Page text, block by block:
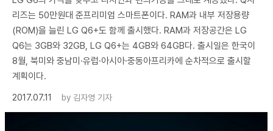
리즈는 50만원대 준프리미엄 스마트폰이다. RAM과 내부 저장용량
(ROM)을 늘린 LG Q6+도 함께 출시했다. RAM과 저장공간은 LG
Q6는 3GB와 32GB, LG Q6+는 4GB와 64GB다. 출시일은 한국이
8월, 북미와 중남미·유럽·아시아·중동아프리카에 순차적으로 출시할
계획이다.
2017.07.11
by 김자영 기자